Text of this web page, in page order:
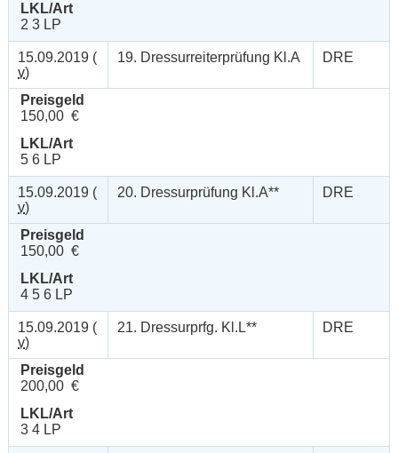
LKL/Art
2 3 LP
15.09.2019 (
v)
19. Dressurreiterprüfung Kl.A DRE
Preisgeld
150,00 €
LKL/Art
5 6 LP
15.09.2019 (
v)
20. Dressurprüfung Kl.A** DRE
Preisgeld
150,00 €
LKL/Art
4 5 6 LP
15.09.2019 (
v)
21. Dressurprfg. Kl.L** DRE
Preisgeld
200,00 €
LKL/Art
3 4 LP